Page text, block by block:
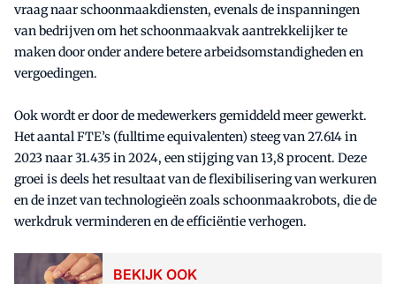
vraag naar schoonmaakdiensten, evenals de inspanningen
van bedrijven om het schoonmaakvak aantrekkelijker te
maken door onder andere betere arbeidsomstandigheden en
vergoedingen.
Ook wordt er door de medewerkers gemiddeld meer gewerkt.
Het aantal FTE’s (fulltime equivalenten) steeg van 27.614 in
2023 naar 31.435 in 2024, een stijging van 13,8 procent. Deze
groei is deels het resultaat van de flexibilisering van werkuren
en de inzet van technologieën zoals schoonmaakrobots, die de
werkdruk verminderen en de efficiëntie verhogen.
BEKIJK OOK